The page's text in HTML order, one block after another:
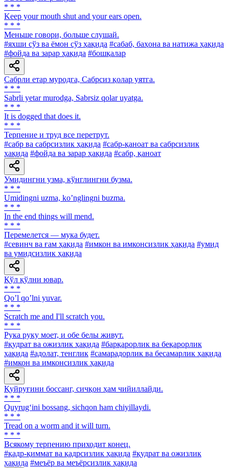
* * *
Keep your mouth shut and your ears open.
* * *
Меньше говори, больше слушай.
#яхши сўз ва ёмон сўз ҳақида #сабаб, баҳона ва натижа ҳақида
#фойда ва зарар ҳақида #бошқалар
Сабрли етар муродга, Сабрсиз қолар уятга.
* * *
Sabrli yetar murodga, Sabrsiz qolar uyatga.
* * *
It is dogged that does it.
* * *
Терпение и труд все перетрут.
#сабр ва сабрсизлик ҳақида #сабр-қаноат ва сабрсизлик
ҳақида #фойда ва зарар ҳақида #сабр, қаноат
Умидингни узма, кўнглингни бузма.
* * *
Umidingni uzma, koʼnglingni buzma.
* * *
In the end things will mend.
* * *
Перемелется — мука будет.
#севинч ва ғам ҳақида #имкон ва имконсизлик ҳақида #умид
ва умидсизлик ҳақида
Қўл қўлни ювар.
* * *
Qoʼl qoʼlni yuvar.
* * *
Scratch me and I'll scratch you.
* * *
Рука руку моет, и обе белы живут.
#қудрат ва ожизлик ҳақида #барқарорлик ва беқарорлик
ҳақида #адолат, тенглик #самарадорлик ва бесамарлик ҳақида
#имкон ва имконсизлик ҳақида
Қуйруғини боссанг, сичқон ҳам чийиллайди.
* * *
Quyrug‘ini bossang, sichqon ham chiyillaydi.
* * *
Tread on a worm and it will turn.
* * *
Всякому терпению приходит конец.
#қадр-қиммат ва қадрсизлик ҳақида #қудрат ва ожизлик
ҳақида #меъёр ва меъёрсизлик ҳақида